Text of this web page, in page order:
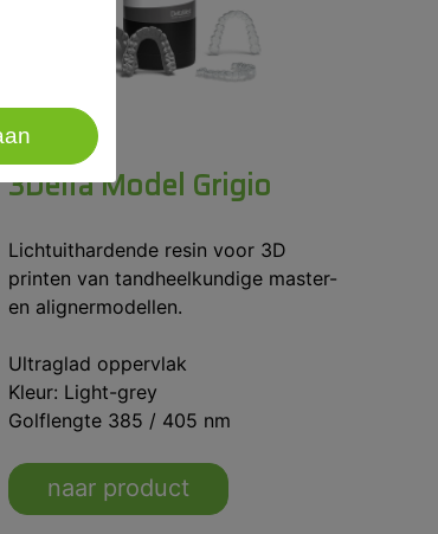
3Delta Model Grigio
Lichtuithardende resin voor 3D
printen van tandheelkundige master-
en alignermodellen.
Ultraglad oppervlak
Kleur: Light-grey
Golflengte 385 / 405 nm
naar product